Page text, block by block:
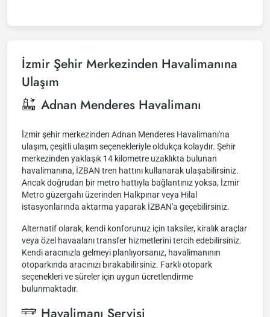
İzmir Şehir Merkezinden Havalimanına
Ulaşım
Adnan Menderes Havalimanı
İzmir şehir merkezinden Adnan Menderes Havalimanı'na
ulaşım, çeşitli ulaşım seçenekleriyle oldukça kolaydır. Şehir
merkezinden yaklaşık 14 kilometre uzaklıkta bulunan
havalimanına, İZBAN tren hattını kullanarak ulaşabilirsiniz.
Ancak doğrudan bir metro hattıyla bağlantınız yoksa, İzmir
Metro güzergahı üzerinden Halkpınar veya Hilal
istasyonlarında aktarma yaparak İZBAN'a geçebilirsiniz.
Alternatif olarak, kendi konforunuz için taksiler, kiralık araçlar
veya özel havaalanı transfer hizmetlerini tercih edebilirsiniz.
Kendi aracınızla gelmeyi planlıyorsanız, havalimanının
otoparkında aracınızı bırakabilirsiniz. Farklı otopark
seçenekleri ve süreler için uygun ücretlendirme
bulunmaktadır.
Havalimanı Servisi